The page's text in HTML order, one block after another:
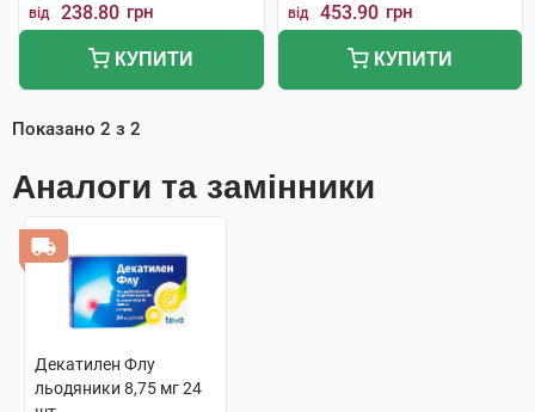
від 238.80 грн
КУПИТИ
від 453.90 грн
КУПИТИ
Показано 2 з 2
Аналоги та замінники
Декатилен Флу
льодяники 8,75 мг 24